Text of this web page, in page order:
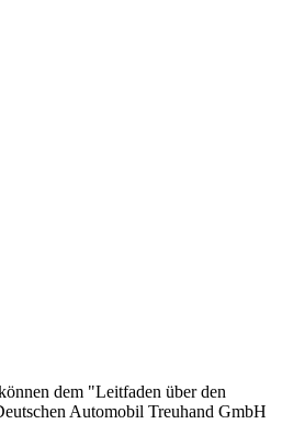
dem "Leitfaden über den
Automobil Treuhand GmbH